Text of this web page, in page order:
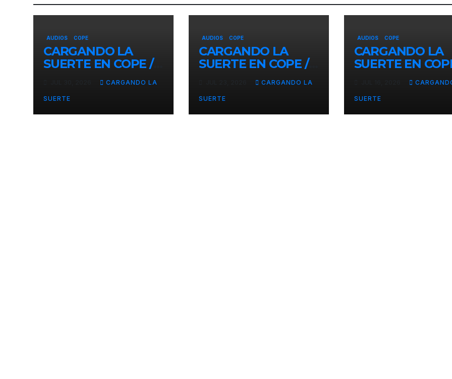
AUDIOS COPE
CARGANDO LA
SUERTE EN COPE /
30 DE JULIO 2026
CARGANDO LA
SUERTE
AUDIOS COPE
CARGANDO LA
SUERTE EN COPE /
23 DE JULIO 2026
CARGANDO LA
SUERTE
AUDIOS COPE
CARGANDO LA
SUERTE EN
16 DE JULIO
SUERTE